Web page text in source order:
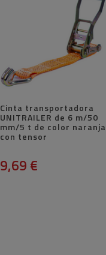
Cinta transportadora
UNITRAILER de 6 m/50
mm/5 t de color naranja
con tensor
9,69 €